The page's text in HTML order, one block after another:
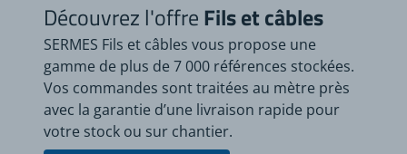
Découvrez l'offreFils et câbles
SERMES Fils et câbles vous propose une
gamme de plus de 7 000 références stockées.
Vos commandes sont traitées au mètre près
avec la garantie d’une livraison rapide pour
votre stock ou sur chantier.